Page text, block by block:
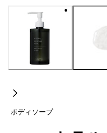
ボディソープ